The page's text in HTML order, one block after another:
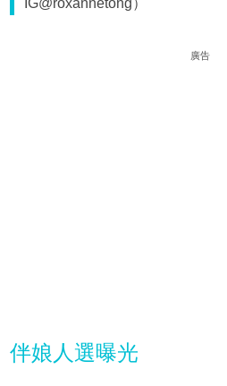
IG@roxannetong）
廣告
伴娘人選曝光